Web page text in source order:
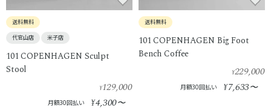
送料無料
代官山店
米子店
101 COPENHAGEN Sculpt
Stool
¥129,000
月額30回払い ¥4,300〜
送料無料
101 COPENHAGEN Big Foot
Bench Coffee
¥229,000
月額30回払い ¥7,633〜